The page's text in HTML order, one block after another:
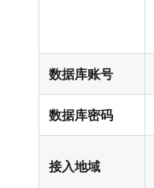
数据库账号
数据库密码
接入地域